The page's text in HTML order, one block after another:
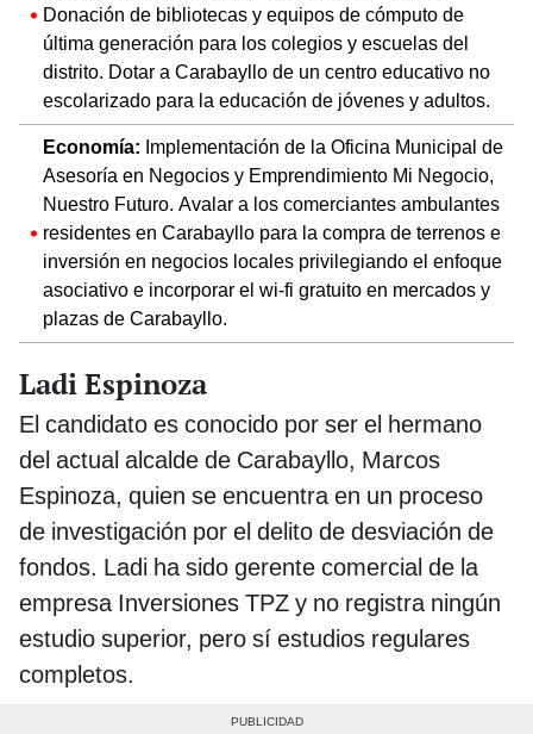
Donación de bibliotecas y equipos de cómputo de
última generación para los colegios y escuelas del
distrito. Dotar a Carabayllo de un centro educativo no
escolarizado para la educación de jóvenes y adultos.
Economía: Implementación de la Oficina Municipal de
Asesoría en Negocios y Emprendimiento Mi Negocio,
Nuestro Futuro. Avalar a los comerciantes ambulantes
residentes en Carabayllo para la compra de terrenos e
inversión en negocios locales privilegiando el enfoque
asociativo e incorporar el wi-fi gratuito en mercados y
plazas de Carabayllo.
Ladi Espinoza
El candidato es conocido por ser el hermano
del actual alcalde de Carabayllo, Marcos
Espinoza, quien se encuentra en un proceso
de investigación por el delito de desviación de
fondos. Ladi ha sido gerente comercial de la
empresa Inversiones TPZ y no registra ningún
estudio superior, pero sí estudios regulares
completos.